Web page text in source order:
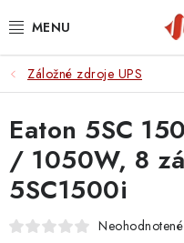
na
NOTEBOOKY
MOBILNÉ ZARIADENIA
PC A KOMPONENTY
PERIFÉRIE
Záložné zdroje UPS
Eaton 5SC
/ 1050W, 8
5SC1500i
Neohodnotené